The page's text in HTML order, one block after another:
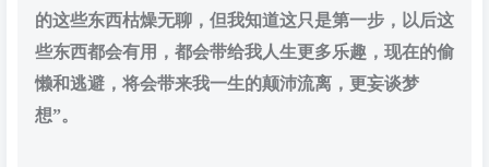
的这些东西枯燥无聊，但我知道这只是第一步，以后这
些东西都会有用，都会带给我人生更多乐趣，现在的偷
懒和逃避，将会带来我一生的颠沛流离，更妄谈梦
想”。